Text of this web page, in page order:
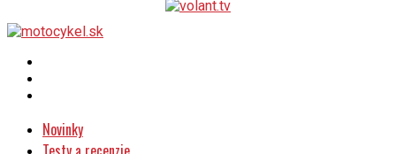
Novinky